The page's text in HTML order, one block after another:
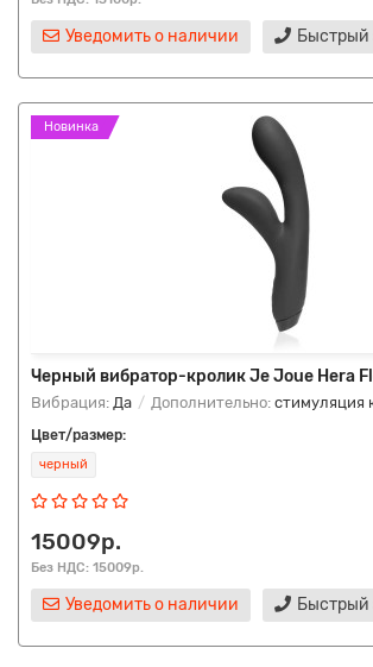
Уведомить о наличии Быстрый
Новинка
Черный вибратор-кролик Je Joue Hera
Вибрация: Да Дополнительно: стимуляция
Цвет/размер:
черный
15009р.
Без НДС: 15009р.
Уведомить о наличии Быстрый